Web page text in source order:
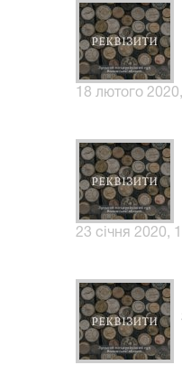
18 лютого
23 січня 2020,